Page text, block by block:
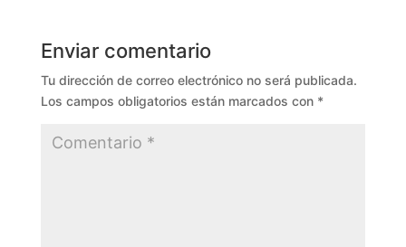
Enviar comentario
Tu dirección de correo electrónico no será publicada.
Los campos obligatorios están marcados con *